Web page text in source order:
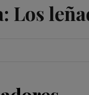
Los